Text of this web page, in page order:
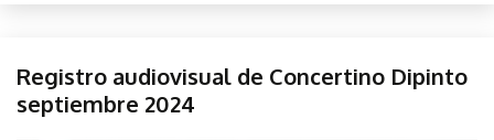
Crudo
Evento
Expos
Registro audiovisual de Concertino Dipinto
septiembre 2024